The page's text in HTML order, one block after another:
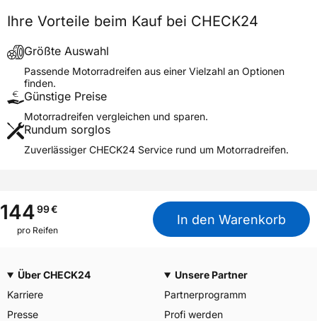
Fahrzeugtyp
Motorrad
Verwendung
Modellname
3D SUPERSPORT
Reifenposition
Motorradtyp
Hyper Sport
Weitere Eigenschaften
M+S
Nein
Motorrad Kennzeichnung
M/C
Allgemeine Produktsicherheit (GPSR)
APLUS, Qingdao China,
miranda@haohuature.com
Ihre Vorteile beim Kauf bei CHECK24
Größte Auswahl
Passende Motorradreifen aus einer Vielzahl an Optionen
finden.
Günstige Preise
Motorradreifen vergleichen und sparen.
Rundum sorglos
Zuverlässiger CHECK24 Service rund um Motorradreifen.
14499€
pro Reifen
In den Warenkorb
Über CHECK24
Karriere
Presse
Unsere Partner
Partnerprogramm
Profi werden